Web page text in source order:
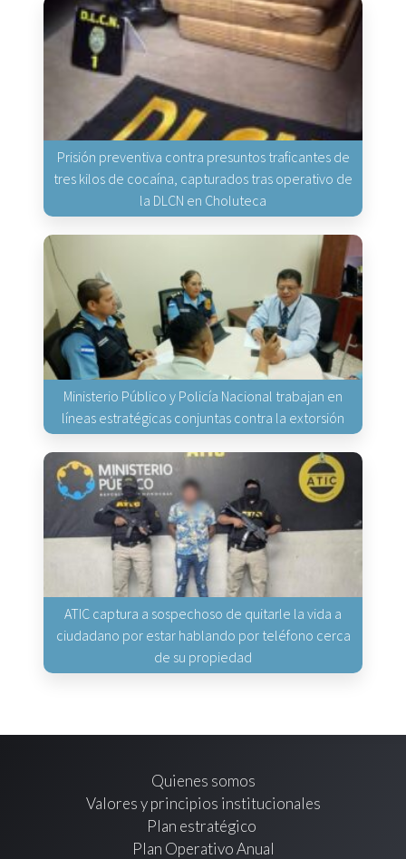
Prisión preventiva contra presuntos traficantes de
tres kilos de cocaína, capturados tras operativo de
la DLCN en Choluteca
Ministerio Público y Policía Nacional trabajan en
líneas estratégicas conjuntas contra la extorsión
ATIC captura a sospechoso de quitarle la vida a
ciudadano por estar hablando por teléfono cerca
de su propiedad
Quienes somos
Valores y principios institucionales
Plan estratégico
Plan Operativo Anual